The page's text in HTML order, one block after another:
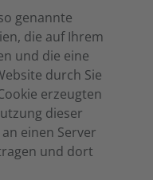
genannte
die auf Ihrem
und die eine
durch Sie
erzeugten
dieser
einen Server
und dort